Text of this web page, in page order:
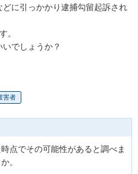
に引っかかり逮捕勾留起訴され
。
でしょうか？
害者
点でその可能性があると調べま
。